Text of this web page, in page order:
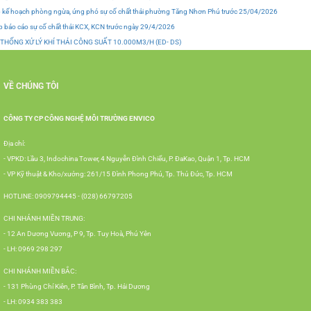
kế hoạch phòng ngừa, ứng phó sự cố chất thải phường Tăng Nhơn Phú trước 25/04/2026
báo cáo sự cố chất thải KCX, KCN trước ngày 29/4/2026
XỬ LÝ KHÍ THẢI CÔNG SUẤT 10.000M3/H (ED- DS)
VỀ CHÚNG TÔI
CÔNG TY CP CÔNG NGHỆ MÔI TRƯỜNG ENVICO
Địa chỉ:
- VPKD: Lầu 3, Indochina Tower, 4 Nguyễn Đình Chiểu, P. ĐaKao, Quận 1, Tp. HCM
- VP Kỹ thuật & Kho/xưởng: 261/15 Đình Phong Phú, Tp. Thủ Đức, Tp. HCM
HOTLINE: 0909794445 - (028) 66797205
CHI NHÁNH MIỀN TRUNG:
- 12 An Dương Vương, P 9, Tp. Tuy Hoà, Phú Yên
- LH: 0969 298 297
CHI NHÁNH MIỀN BẮC:
- 131 Phùng Chí Kiên, P. Tân Bình, Tp. Hải Dương
- LH: 0934 383 383